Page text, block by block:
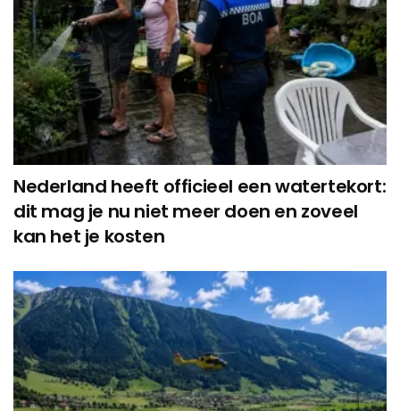
Nederland heeft officieel een watertekort:
dit mag je nu niet meer doen en zoveel
kan het je kosten